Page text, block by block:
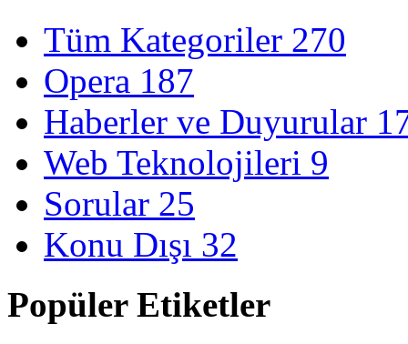
Tüm Kategoriler 270
Opera 187
Haberler ve Duyurular
Web Teknolojileri 9
Sorular 25
Konu Dışı 32
Popüler Etiketler